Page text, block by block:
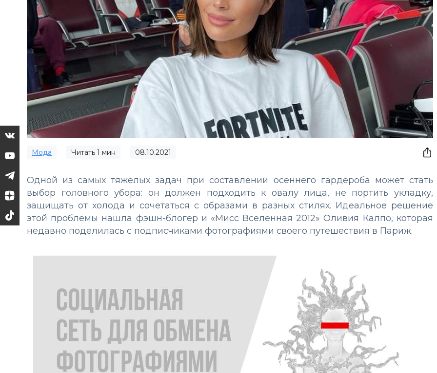
Мода Читать 1 мин 08.10.2021
Одной из самых тяжелых задач при составлении осеннего гардероба может стать
выбор головного убора: он должен подходить к овалу лица, не портить укладку,
защищать от холода и сочетаться с образами в разных стилях. Идеальное решение
этой проблемы нашла фэшн-блогер и «Мисс Вселенная 2012» Оливия Калпо, которая
недавно поделилась с подписчиками фотографиями своего путешествия в Париж.